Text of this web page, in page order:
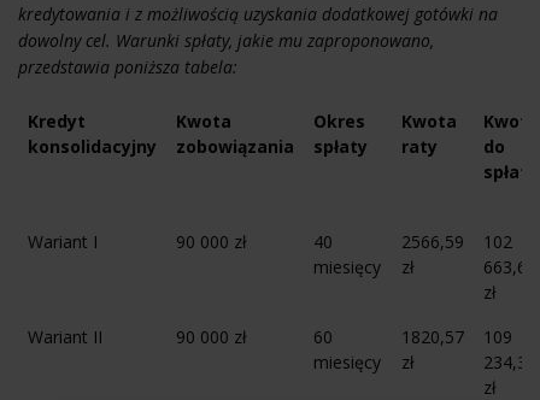
kredytowania i z możliwością uzyskania dodatkowej gotówki na
dowolny cel. Warunki spłaty, jakie mu zaproponowano,
przedstawia poniższa tabela:
Kredyt
konsolidacyjny
Kwota
zobowiązania
Okres
spłaty
Kwota
raty
Kwota
do
spłaty
Wariant I 90 000 zł
40
miesięcy
2566,59
zł
102
663,68
zł
Wariant II
90 000 zł
60
miesięcy
1820,57
zł
109
234,30
zł